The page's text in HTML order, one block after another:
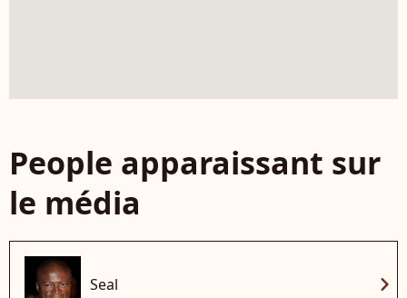
People apparaissant sur
le média
Seal chevron_right